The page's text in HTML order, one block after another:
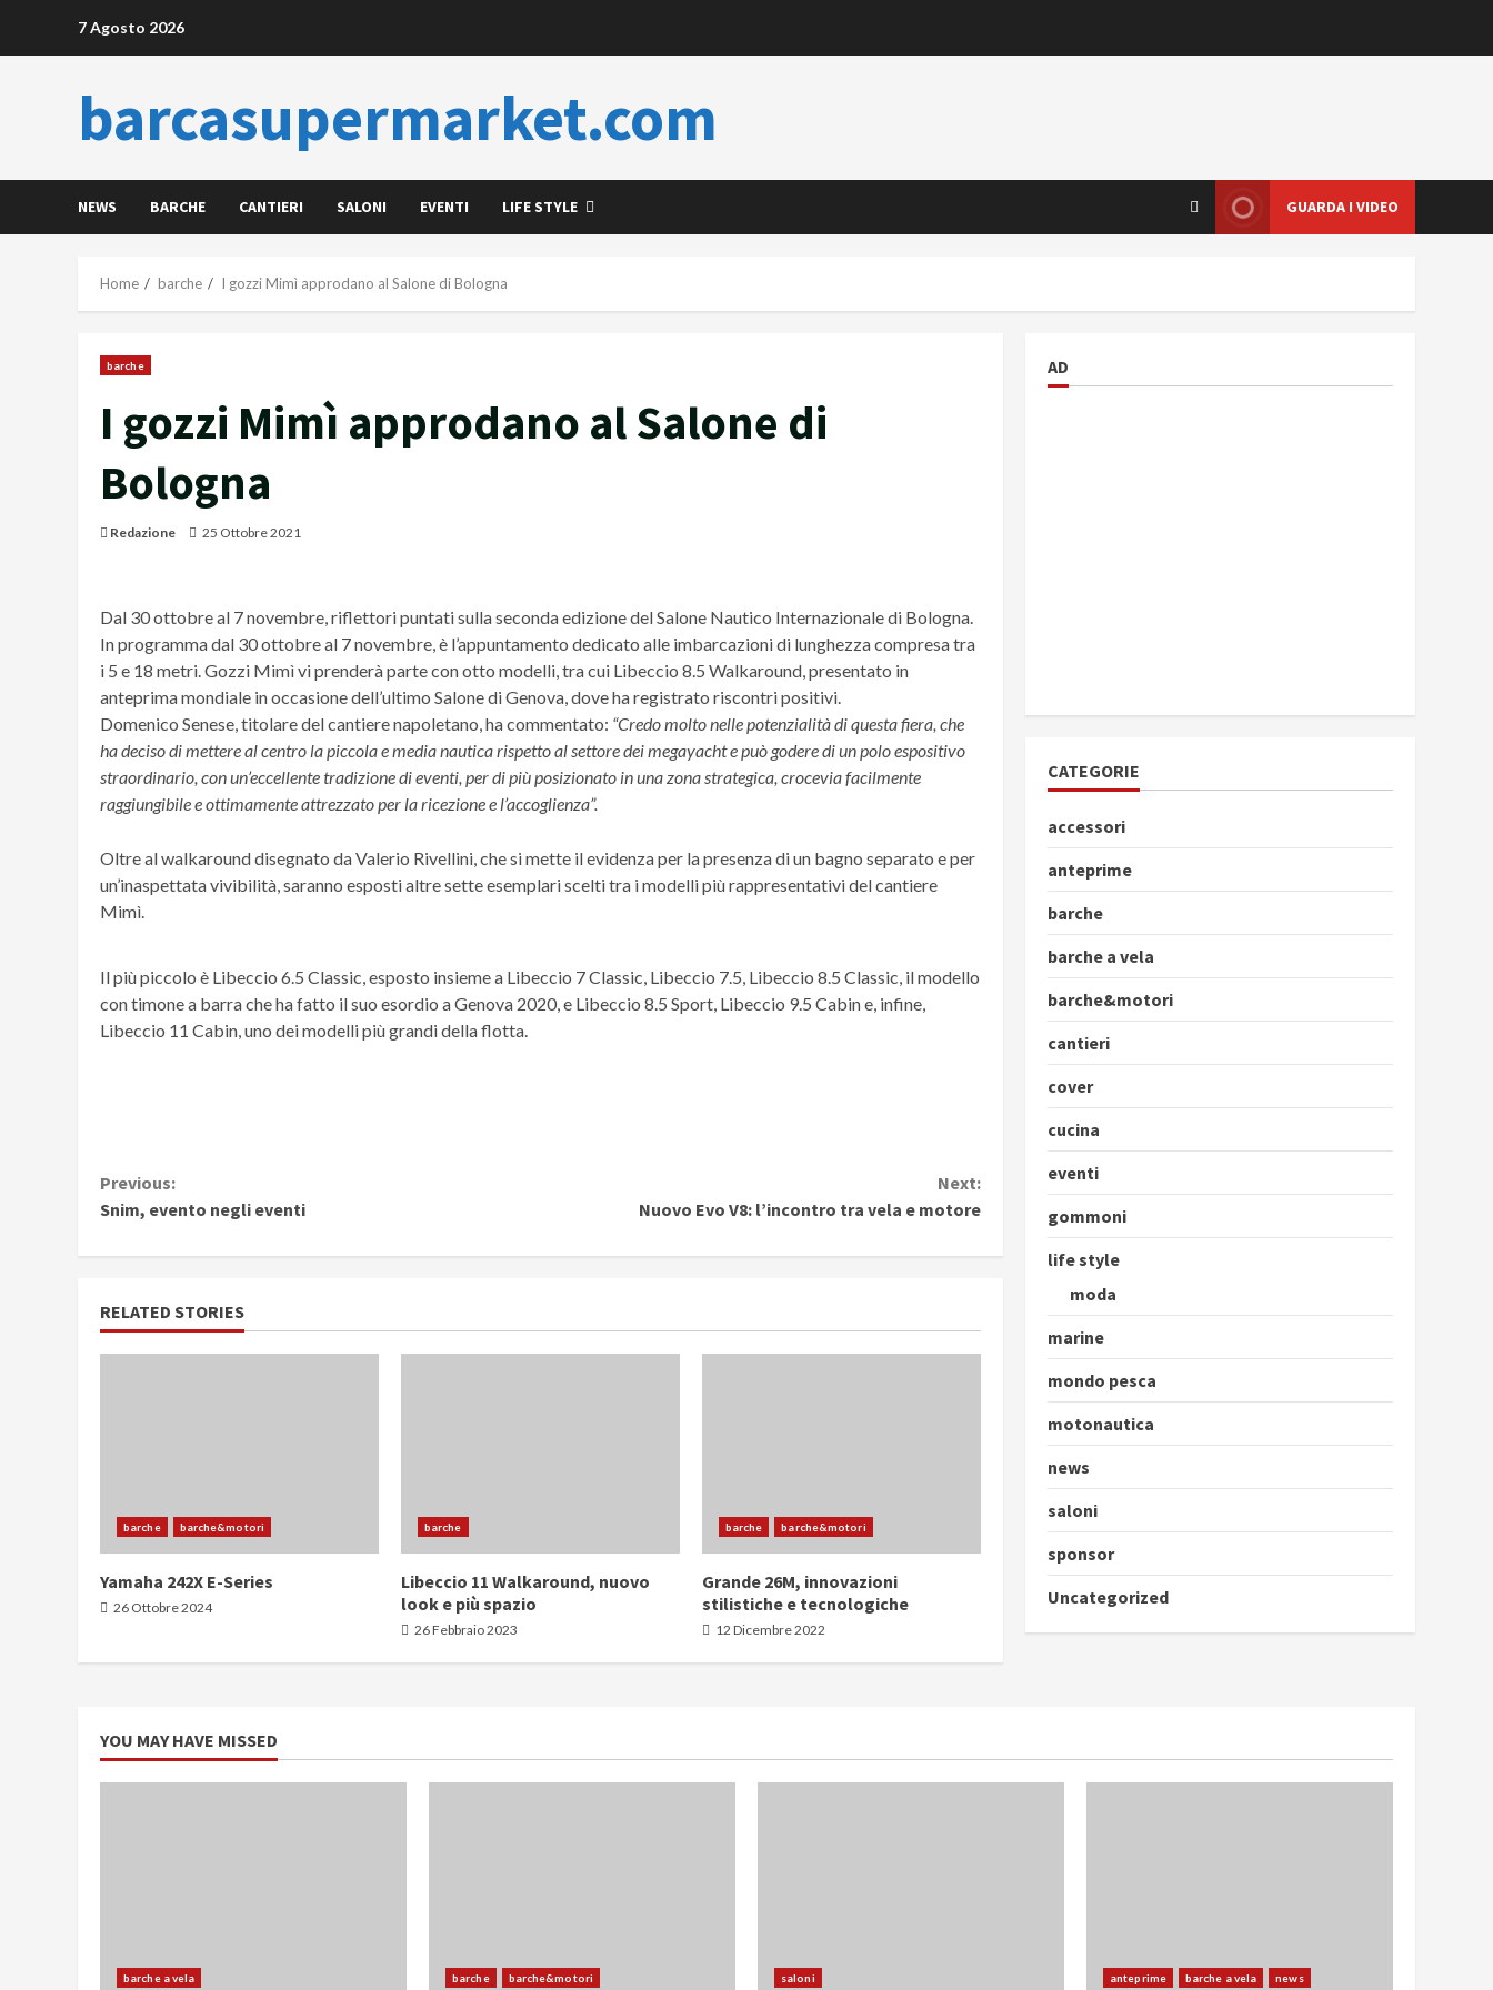
7 Agosto 2026
barcasupermarket.com
NEWS BARCHE CANTIERI SALONI EVENTI LIFE STYLE GUARDA I VIDEO
Home barche I gozzi Mimì approdano al Salone di Bologna
barche
I gozzi Mimì approdano al Salone di
Bologna
Redazione 25 Ottobre 2021
Dal 30 ottobre al 7 novembre, riflettori puntati sulla seconda edizione del Salone Nautico Internazionale di Bologna.
In programma dal 30 ottobre al 7 novembre, è l’appuntamento dedicato alle imbarcazioni di lunghezza compresa tra
i 5 e 18 metri. Gozzi Mimì vi prenderà parte con otto modelli, tra cui Libeccio 8.5 Walkaround, presentato in
anteprima mondiale in occasione dell’ultimo Salone di Genova, dove ha registrato riscontri positivi.
Domenico Senese, titolare del cantiere napoletano, ha commentato: “Credo molto nelle potenzialità di questa fiera, che
ha deciso di mettere al centro la piccola e media nautica rispetto al settore dei megayacht e può godere di un polo espositivo
straordinario, con un’eccellente tradizione di eventi, per di più posizionato in una zona strategica, crocevia facilmente
raggiungibile e ottimamente attrezzato per la ricezione e l’accoglienza”.
Oltre al walkaround disegnato da Valerio Rivellini, che si mette il evidenza per la presenza di un bagno separato e per
un’inaspettata vivibilità, saranno esposti altre sette esemplari scelti tra i modelli più rappresentativi del cantiere
Mimì.
Il più piccolo è Libeccio 6.5 Classic, esposto insieme a Libeccio 7 Classic, Libeccio 7.5, Libeccio 8.5 Classic, il modello
con timone a barra che ha fatto il suo esordio a Genova 2020, e Libeccio 8.5 Sport, Libeccio 9.5 Cabin e, infine,
Libeccio 11 Cabin, uno dei modelli più grandi della flotta.
Continue
Reading
Previous:
Snim, evento negli eventi
Next:
Nuovo Evo V8: l’incontro tra vela e motore
RELATED STORIES
barche barche&motori
Yamaha 242X E-Series
26 Ottobre 2024
barche
Libeccio 11 Walkaround, nuovo
look e più spazio
26 Febbraio 2023
barche barche&motori
Grande 26M, innovazioni
stilistiche e tecnologiche
12 Dicembre 2022
AD
CATEGORIE
accessori
anteprime
barche
barche a vela
barche&motori
cantieri
cover
cucina
eventi
gommoni
life style
moda
marine
mondo pesca
motonautica
news
saloni
sponsor
Uncategorized
YOU MAY HAVE MISSED
barche a vela barche barche&motori saloni anteprime barche a vela news